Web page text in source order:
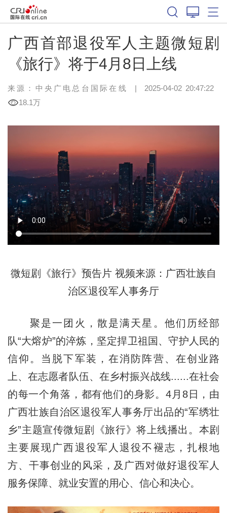
广西首部退役军人主题微短剧
《旅行》将于4月8日上线
来源：中央广电总台国际在线 | 2025-04-02 20:47:22
18.1万
微短剧《旅行》预告片 视频来源：广西壮族自
治区退役军人事务厅
聚是一团火，散是满天星。他们历经部
队“大熔炉”的淬炼，坚定捍卫祖国、守护人民的
信仰。当脱下军装，在消防阵营、在创业路
上、在志愿者队伍、在乡村振兴战线......在社会
的每一个角落，都有他们的身影。4月8日，由
广西壮族自治区退役军人事务厅出品的“军绣壮
乡”主题宣传微短剧《旅行》将上线播出。本剧
主要展现广西退役军人退役不褪志，扎根地
方、干事创业的风采，及广西对做好退役军人
服务保障、就业安置的用心、信心和决心。